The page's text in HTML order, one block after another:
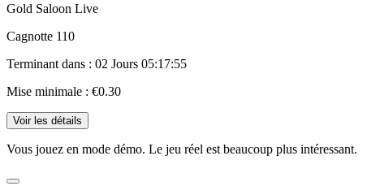
Gold Saloon Live
Cagnotte 110
Terminant dans : 02 Jours 05:17:55
Mise minimale : €0.30
Voir les détails
Vous jouez en mode démo. Le jeu réel est beaucoup plus intéressant.